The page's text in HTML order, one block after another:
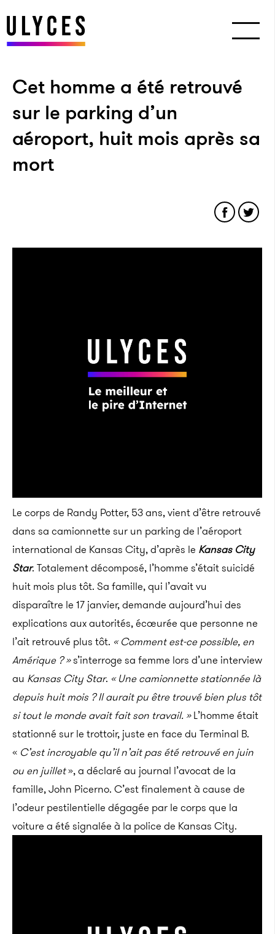
Cet homme a été retrouvé
sur le parking d’un
aéroport, huit mois après sa
mort
Le corps de Randy Potter, 53 ans, vient d’être retrouvé
dans sa camionnette sur un parking de l’aéroport
international de Kansas City, d’après le Kansas City
Star. Totalement décomposé, l’homme s’était suicidé
huit mois plus tôt. Sa famille, qui l’avait vu
disparaître le 17 janvier, demande aujourd’hui des
explications aux autorités, écœurée que personne ne
l’ait retrouvé plus tôt. « Comment est-ce possible, en
Amérique ? »s’interroge sa femme lors d’une interview
au Kansas City Star. « Une camionnette stationnée là
depuis huit mois ? Il aurait pu être trouvé bien plus tôt
si tout le monde avait fait son travail. »L’homme était
stationné sur le trottoir, juste en face du Terminal B.
« C’est incroyable qu’il n’ait pas été retrouvé en juin
ou en juillet», a déclaré au journal l’avocat de la
famille, John Picerno. C’est finalement à cause de
l’odeur pestilentielle dégagée par le corps que la
voiture a été signalée à la police de Kansas City.